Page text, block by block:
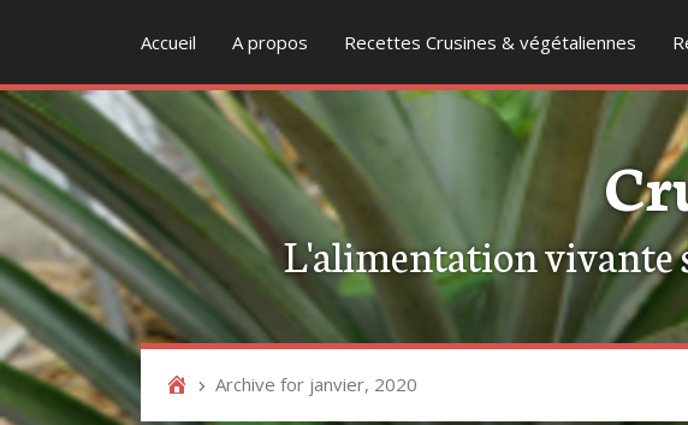
Accueil A propos Recettes Crusines & végétaliennes
L'alimentation vivante
Archive for janvier, 2020